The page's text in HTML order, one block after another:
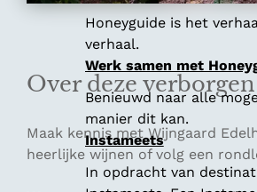
Honeyguide is het
verhaal.
Werk samen met
Benieuwd naar alle
manier dit kan.
Instameets
In opdracht van
Over deze
Maak kennis met Wijngaard
heerlijke wijnen of volg een